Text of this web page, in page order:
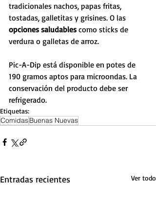
tradicionales nachos, papas fritas,
tostadas, galletitas y grisines. O las
opciones saludables como sticks de
verdura o galletas de arroz.
Pic-A-Dip está disponible en potes de
190 gramos aptos para microondas. La
conservación del producto debe ser
refrigerado.
Etiquetas:
ComidasBuenas Nuevas
Entradas recientes Ver todo